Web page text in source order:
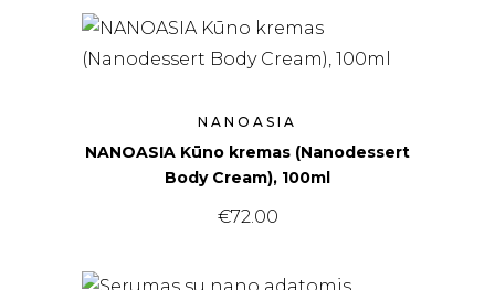
NANOASIA
NANOASIA Kūno kremas (Nanodessert
Body Cream), 100ml
€72.00